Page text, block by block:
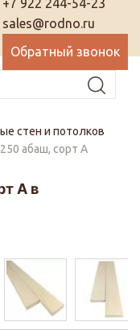
+7 922 244-54-23
sales@rodno.ru
Обратный звонок
стен и потолков
абаш, сорт А
А в